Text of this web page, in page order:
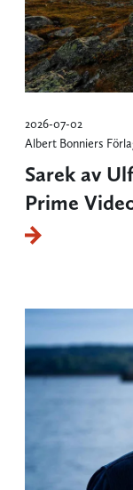
2026-07-02
Albert Bonniers
Sarek av
Prime